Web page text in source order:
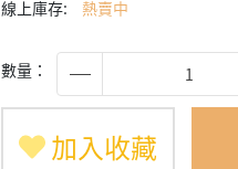
線上庫存: 熱賣中
數量：
加入收藏